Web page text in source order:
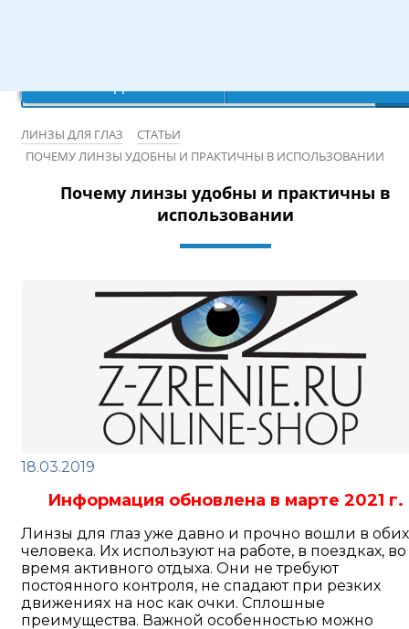
ЛИНЗЫ ДЛЯ ГЛАЗ
СТАТЬИ
ПОЧЕМУ ЛИНЗЫ УДОБНЫ И ПРАКТИЧНЫ В ИСПОЛЬЗОВАНИИ
Почему линзы удобны и практичны в
использовании
18.03.2019
Информация обновлена в марте 2021 г.
Линзы для глаз уже давно и прочно вошли в
человека. Их используют на работе, в поездках, во
время активного отдыха. Они не требуют
постоянного контроля, не спадают при резких
движениях на нос как очки. Сплошные
преимущества. Важной особенностью можно